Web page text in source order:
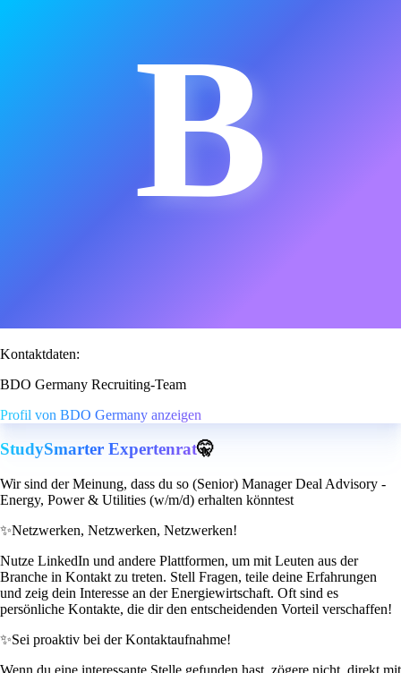
B
Kontaktdaten:
BDO Germany Recruiting-Team
Profil von BDO Germany anzeigen
StudySmarter Expertenrat🤫
Wir sind der Meinung, dass du so (Senior) Manager Deal Advisory -
Energy, Power & Utilities (w/m/d) erhalten könntest
✨Netzwerken, Netzwerken, Netzwerken!
Nutze LinkedIn und andere Plattformen, um mit Leuten aus der
Branche in Kontakt zu treten. Stell Fragen, teile deine Erfahrungen
und zeig dein Interesse an der Energiewirtschaft. Oft sind es
persönliche Kontakte, die dir den entscheidenden Vorteil verschaffen!
✨Sei proaktiv bei der Kontaktaufnahme!